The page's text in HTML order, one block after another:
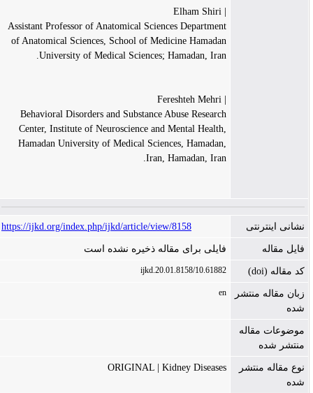
Assistant Professor of Anatomical Sciences Department
of Anatomical Sciences, School of Medicine Hamadan
University of Medical Sciences; Hamadan, Iran.
Behavioral Disorders and Substance Abuse Research
Center, Institute of Neuroscience and Mental Health,
Hamadan University of Medical Sciences, Hamadan,
Iran, Hamadan, Iran.
نشانی اینترنتی https://ijkd.org/index.php/ijkd/article/view/8158
فایل مقاله فایلی برای مقاله ذخیره نشده است
کد مقاله (doi) 10.61882/ijkd.20.01.8158
زبان مقاله منتشر
شده
en
موضوعات مقاله
منتشر شده
نوع مقاله منتشر
شده
ORIGINAL | Kidney Diseases